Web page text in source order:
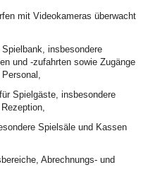
mit Videokameras überwacht
insbesondere
und -zufahrten sowie Zugänge
Spielgäste, insbesondere
Spielsäle und Kassen
Abrechnungs- und